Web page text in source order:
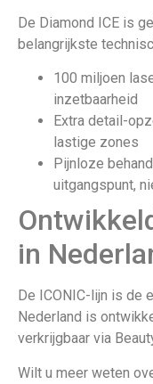
De Diamond ICE is
belangrijkste
100 miljoen
inzetbaarheid
Extra detail-
lastige zones
Pijnloze
uitgangspunt,
in
De ICONIC-lijn is de
Nederland is
verkrijgbaar via
Wilt u meer weten